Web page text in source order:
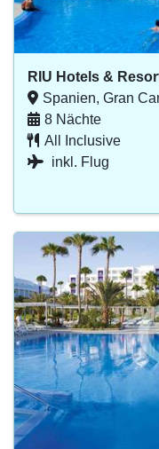
RIU Hotels &
Spanien, Gran
8 Nächte
All Inclusive
inkl. Flug